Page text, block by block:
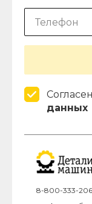
данных
8-800-333-